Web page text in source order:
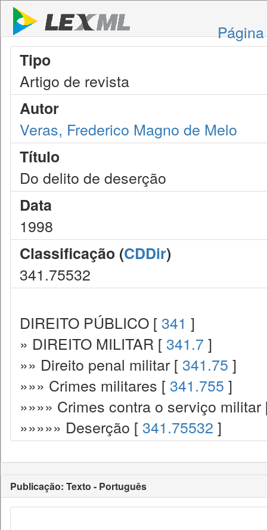
Tipo
Artigo de revista
Autor
Veras, Frederico Magno de Melo
Título
Do delito de deserção
Data
1998
Classificação (CDDir)
341.75532
DIREITO PÚBLICO [ 341 ]
» DIREITO MILITAR [ 341.7 ]
»» Direito penal militar [ 341.75 ]
»»» Crimes militares [ 341.755 ]
»»»» Crimes contra o serviço
»»»»» Deserção [ 341.75532 ]
Publicação: Texto - Português